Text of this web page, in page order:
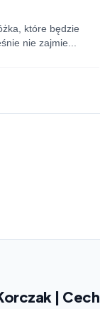
które będzie
nie zajmie...
|